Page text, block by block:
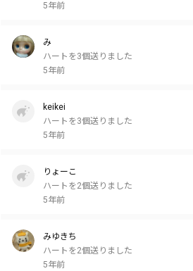
5年前
み
ハートを3個送りました
5年前
keikei
ハートを3個送りました
5年前
りょーこ
ハートを2個送りました
5年前
みゆきち
ハートを2個送りました
5年前